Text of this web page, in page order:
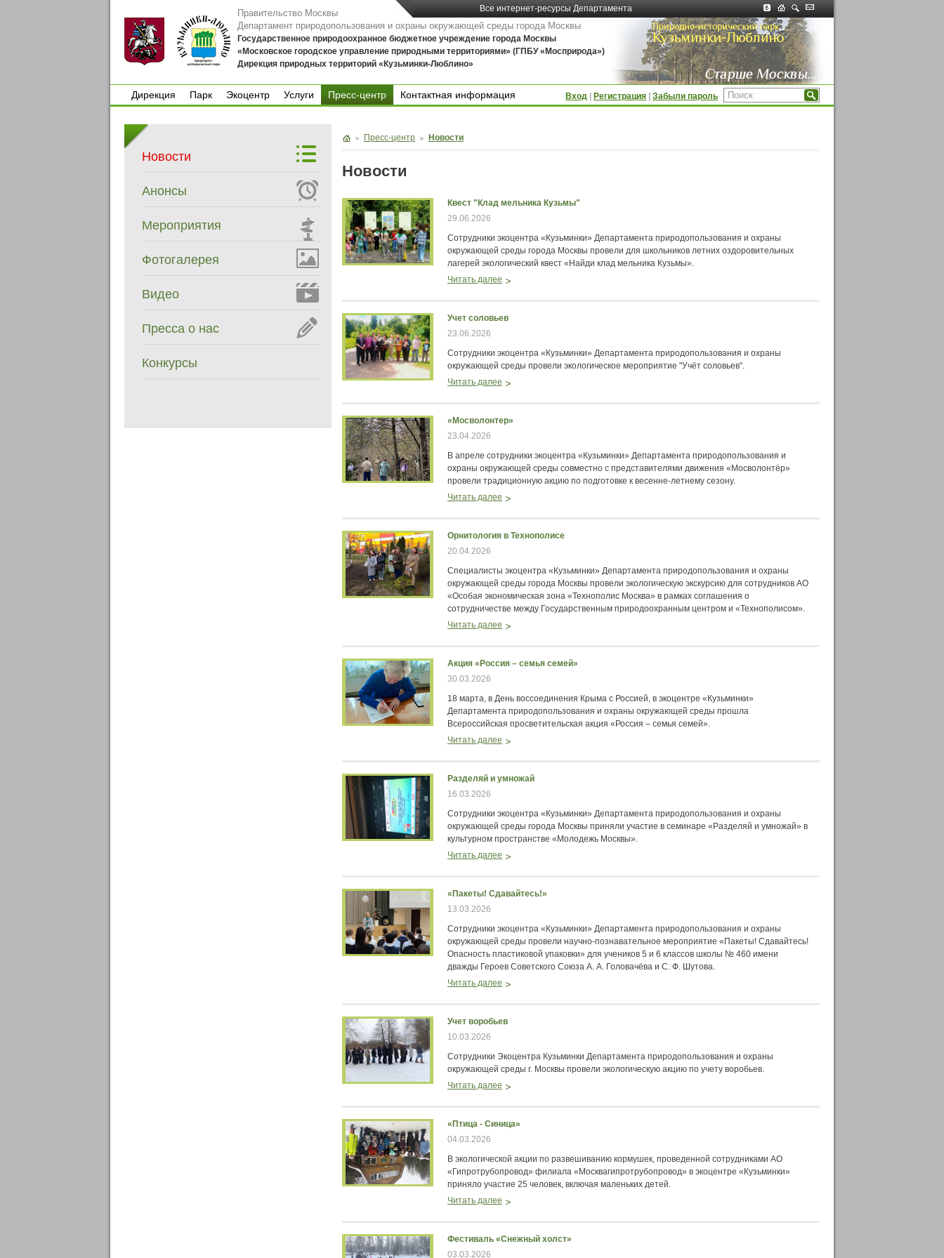
Все интернет-ресурсы Департамента
Правительство Москвы
Департамент природопользования и охраны окружающей среды города Москвы
Государственное природоохранное бюджетное учреждение города Москвы
«Московское городское управление природными территориями» (ГПБУ «Мосприрода»)
Дирекция природных территорий «Кузьминки-Люблино»
Дирекция
Парк
Экоцентр
Услуги
Пресс-центр
Контактная информация
Вход Регистрация Забыли пароль
Новости
Анонсы
Мероприятия
Фотогалерея
Видео
Пресса о нас
Конкурсы
Пресс-центр Новости
Новости
Квест "Клад мельника Кузьмы"
29.06.2026
Сотрудники экоцентра «Кузьминки» Департамента природопользования и охраны
окружающей среды города Москвы провели для школьников летних оздоровительных
лагерей экологический квест «Найди клад мельника Кузьмы».
Читать далее
Учет соловьев
23.06.2026
Сотрудники экоцентра «Кузьминки» Департамента природопользования и охраны
окружающей среды провели экологическое мероприятие "Учёт соловьев".
Читать далее
«Мосволонтер»
23.04.2026
В апреле сотрудники экоцентра «Кузьминки» Департамента природопользования и
охраны окружающей среды совместно с представителями движения «Мосволонтёр»
провели традиционную акцию по подготовке к весенне-летнему сезону.
Читать далее
Орнитология в Технополисе
20.04.2026
Специалисты экоцентра «Кузьминки» Департамента природопользования и охраны
окружающей среды города Москвы провели экологическую экскурсию для сотрудников АО
«Особая экономическая зона «Технополис Москва» в рамках соглашения о
сотрудничестве между Государственным природоохранным центром и «Технополисом».
Читать далее
Акция «Россия – семья семей»
30.03.2026
18 марта, в День воссоединения Крыма с Россией, в экоцентре «Кузьминки»
Департамента природопользования и охраны окружающей среды прошла
Всероссийская просветительская акция «Россия – семья семей».
Читать далее
Разделяй и умножай
16.03.2026
Сотрудники экоцентра «Кузьминки» Департамента природопользования и охраны
окружающей среды города Москвы приняли участие в семинаре «Разделяй и умножай» в
культурном пространстве «Молодежь Москвы».
Читать далее
«Пакеты! Сдавайтесь!»
13.03.2026
Сотрудники экоцентра «Кузьминки» Департамента природопользования и охраны
окружающей среды провели научно‑познавательное мероприятие «Пакеты! Сдавайтесь!
Опасность пластиковой упаковки» для учеников 5 и 6 классов школы № 460 имени
дважды Героев Советского Союза А. А. Головачёва и С. Ф. Шутова.
Читать далее
Учет воробьев
10.03.2026
Сотрудники Экоцентра Кузьминки Департамента природопользования и охраны
окружающей среды г. Москвы провели экологическую акцию по учету воробьев.
Читать далее
«Птица - Синица»
04.03.2026
В экологической акции по развешиванию кормушек, проведенной сотрудниками АО
«Гипротрубопровод» филиала «Москвагипротрубопровод» в экоцентре «Кузьминки»
приняло участие 25 человек, включая маленьких детей.
Читать далее
Фестиваль «Снежный холст»
03.03.2026